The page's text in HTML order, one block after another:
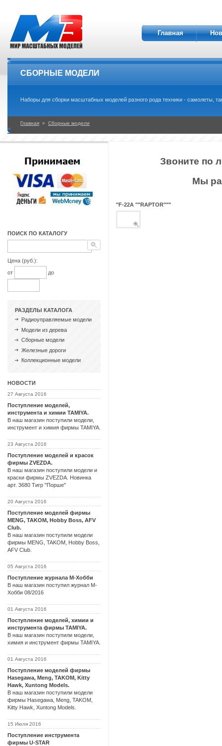
Главная
СБОРНЫЕ МОДЕЛИ
Наборы для сборки масштабных моделей разного рода техники - самолеты,
Главная » Сборные модели
ПОИСК ПО КАТАЛОГУ
Цена (руб.):
от
до
РАЗДЕЛЫ КАТАЛОГА
Радиоуправляемые модели
Модели из дерева
Сборные модели
Железные дороги
Коллекционные модели
НОВОСТИ
27 Августа 2016
Поступление моделей,
инструмента и химии TAMIYA.
В наш магазин поступили модели,
инструмент и химия фирмы TAMIYA.
23 Августа 2016
Поступление моделей и красок
фирмы ZVEZDA.
В наш магазин поступили модели и
краски фирмы ZVEZDA. Новинка
арт. 3680 Тигр "Порше"
20 Августа 2016
Поступление моделей фирмы
MENG, TAKOM, Hobby Boss, AFV
Club.
В наш магазин поступили модели
фирмы MENG, TAKOM, Hobby Boss,
AFV Club.
05 Августа 2016
Поступление журнала М-Хобби
В наш магазин поступил журнал М-
Хобби 08/2016
01 Августа 2016
Поступление моделей, химии и
инструмента фирмы TAMIYA.
В наш магазин поступили модели,
химия и инструмент фирмы TAMIYA.
01 Августа 2016
Поступление моделей фирмы
Hasegawa, Meng, TAKOM, Kitty
Hawk, Xuntong Models.
В наш магазин поступили модели
фирмы Hasegawa, Meng, TAKOM,
Kitty Hawk, Xuntong Models.
15 Июля 2016
Поступление инструмента
фирмы U-STAR
Звоните по
Мы
"F-22A ""RAPTOR"""